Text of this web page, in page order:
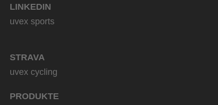
LINKEDIN
uvex sports
STRAVA
uvex cycling
PRODUKTE